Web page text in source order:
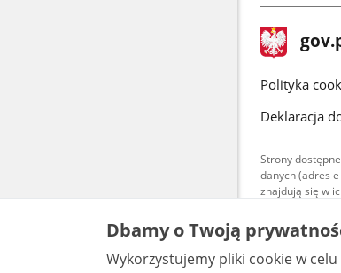
stopka
gov.pl
Polityka
Deklaracja
Strony
danych (adres
znajdują się w
Dbamy o Twoją
Wykorzystujemy pliki cookie w